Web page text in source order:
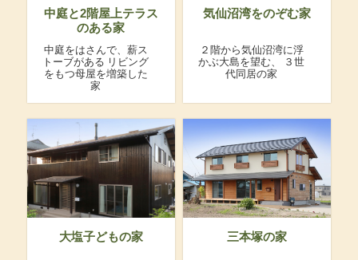
中庭と2階屋上テラス
のある家
中庭をはさんで、薪ス
トーブがある リビング
をもつ母屋を増築した
家
気仙沼湾をのぞむ家
２階から気仙沼湾に浮
かぶ大島を望む、
３世
代同居の家
大塩子どもの家 三本塚の家